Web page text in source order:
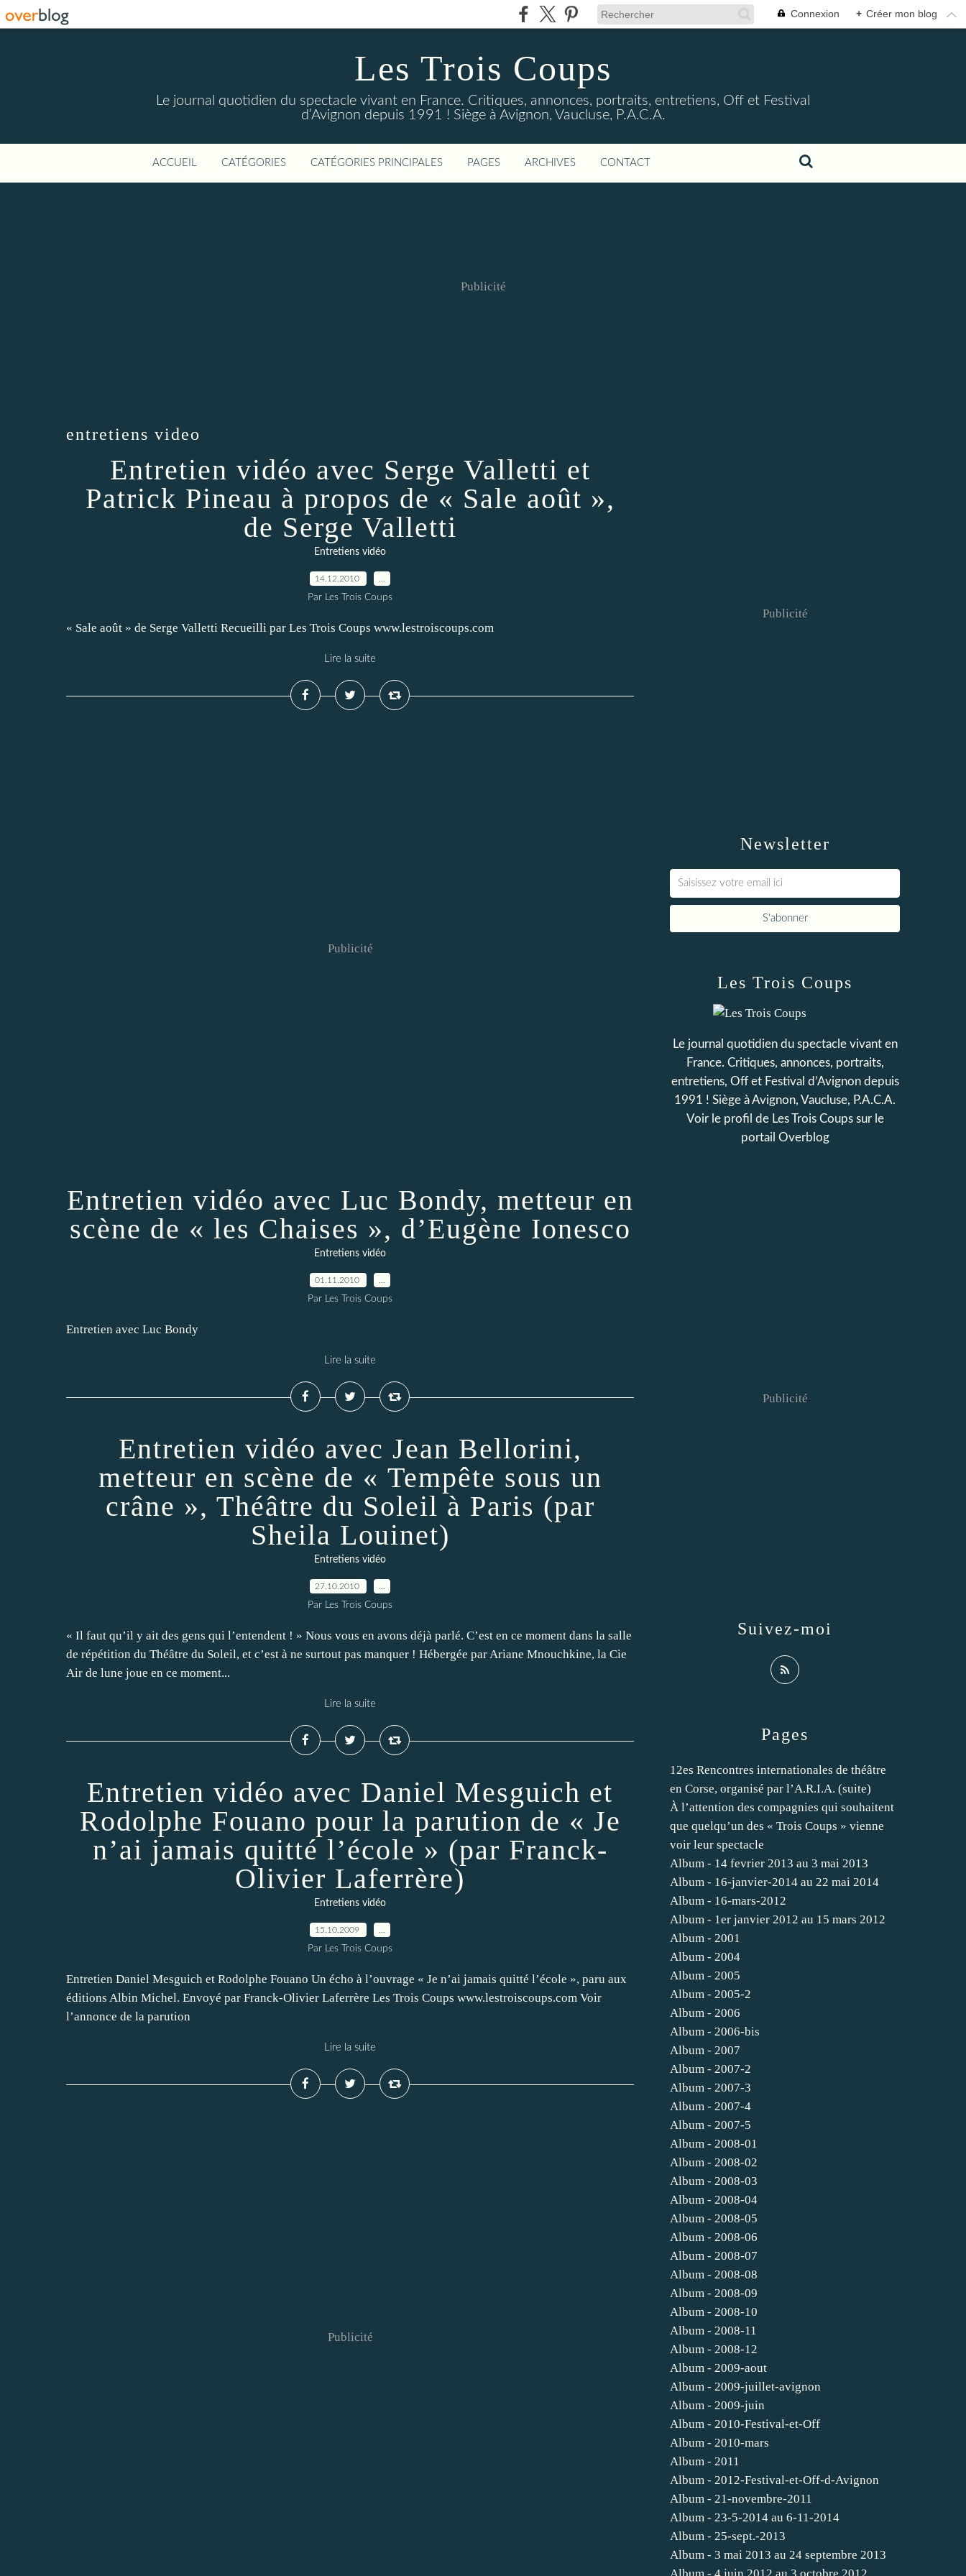
Connexion + Créer mon blog
Les Trois Coups
Le journal quotidien du spectacle vivant en France. Critiques, annonces, portraits, entretiens, Off et Festival
d’Avignon depuis 1991 ! Siège à Avignon, Vaucluse, P.A.C.A.
ACCUEIL CATÉGORIES CATÉGORIES PRINCIPALES PAGES ARCHIVES CONTACT
Publicité
entretiens video
Entretien vidéo avec Serge Valletti et
Patrick Pineau à propos de « Sale août »,
de Serge Valletti
Entretiens vidéo
14.12.2010
Par Les Trois Coups
« Sale août » de Serge Valletti Recueilli par Les Trois Coups www.lestroiscoups.com
Lire la suite
Publicité
Entretien vidéo avec Luc Bondy, metteur en
scène de « les Chaises », d’Eugène Ionesco
Entretiens vidéo
01.11.2010
Par Les Trois Coups
Entretien avec Luc Bondy
Lire la suite
Entretien vidéo avec Jean Bellorini,
metteur en scène de « Tempête sous un
crâne », Théâtre du Soleil à Paris (par
Sheila Louinet)
Entretiens vidéo
27.10.2010
Par Les Trois Coups
« Il faut qu’il y ait des gens qui l’entendent ! » Nous vous en avons déjà parlé. C’est en ce moment dans la salle
de répétition du Théâtre du Soleil, et c’est à ne surtout pas manquer ! Hébergée par Ariane Mnouchkine, la Cie
Air de lune joue en ce moment...
Lire la suite
Entretien vidéo avec Daniel Mesguich et
Rodolphe Fouano pour la parution de « Je
n’ai jamais quitté l’école » (par Franck-
Olivier Laferrère)
Entretiens vidéo
15.10.2009
Par Les Trois Coups
Entretien Daniel Mesguich et Rodolphe Fouano Un écho à l’ouvrage « Je n’ai jamais quitté l’école », paru aux
éditions Albin Michel. Envoyé par Franck-Olivier Laferrère Les Trois Coups www.lestroiscoups.com Voir
l’annonce de la parution
Lire la suite
Publicité
Newsletter
Publicité
Pages
12es Rencontres internationales de théâtre
en Corse, organisé par l’A.R.I.A. (suite)
À l’attention des compagnies qui souhaitent
que quelqu’un des « Trois Coups » vienne
voir leur spectacle
Album - 14 fevrier 2013 au 3 mai 2013
Album - 16-janvier-2014 au 22 mai 2014
Album - 16-mars-2012
Album - 1er janvier 2012 au 15 mars 2012
Album - 2001
Album - 2004
Album - 2005
Album - 2005-2
Album - 2006
Album - 2006-bis
Album - 2007
Album - 2007-2
Album - 2007-3
Album - 2007-4
Album - 2007-5
Album - 2008-01
Album - 2008-02
Album - 2008-03
Album - 2008-04
Album - 2008-05
Album - 2008-06
Album - 2008-07
Album - 2008-08
Album - 2008-09
Album - 2008-10
Album - 2008-11
Album - 2008-12
Album - 2009-aout
Album - 2009-juillet-avignon
Album - 2009-juin
Album - 2010-Festival-et-Off
Album - 2010-mars
Album - 2011
Album - 2012-Festival-et-Off-d-Avignon
Album - 21-novembre-2011
Album - 23-5-2014 au 6-11-2014
Album - 25-sept.-2013
Album - 3 mai 2013 au 24 septembre 2013
Les Trois Coups
Le journal quotidien du spectacle vivant en
France. Critiques, annonces, portraits,
entretiens, Off et Festival d’Avignon depuis
1991 ! Siège à Avignon, Vaucluse, P.A.C.A.
Voir le profil de Les Trois Coupssur le
portail Overblog
Suivez-moi
Publicité